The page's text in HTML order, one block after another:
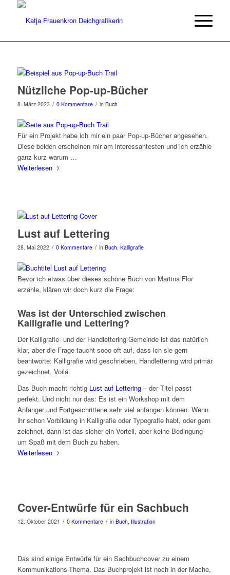
Nützliche Pop-up-Bücher
8. März 2023 / 0 Kommentare / in Buch
Für ein Projekt habe ich mir ein paar Pop-up-Bücher angesehen.
Diese beiden erscheinen mir am interessantesten und ich erzähle
ganz kurz warum …
Weiterlesen
Lust auf Lettering
28. Mai 2022 / 0 Kommentare / in Buch, Kalligrafie
Bevor ich etwas über dieses schöne Buch von Martina Flor
erzähle, klären wir doch kurz die Frage:
Was ist der Unterschied zwischen
Kalligrafie und Lettering?
Der Kalligrafie- und der Handlettering-Gemeinde ist das natürlich
klar, aber die Frage taucht sooo oft auf, dass ich sie gern
beantworte: Kalligrafie wird geschrieben, Handlettering wird primär
gezeichnet. Voilá.
Das Buch macht richtig Lust auf Lettering– der Titel passt
perfekt. Und nicht nur das: Es ist ein Workshop mit dem
Anfänger und Fortgeschrittene sehr viel anfangen können. Wenn
ihr schon Vorbildung in Kalligrafie oder Typografie habt, oder gern
zeichnet, dann ist das sicher ein Vorteil, aber keine Bedingung
um Spaß mit dem Buch zu haben.
Weiterlesen
Cover-Entwürfe für ein Sachbuch
12. Oktober 2021 / 0 Kommentare / in Buch, Illustration
Das sind einige Entwürfe für ein Sachbuchcover zu einem
Kommunikations-Thema. Das Buchprojekt ist noch in der Mache,